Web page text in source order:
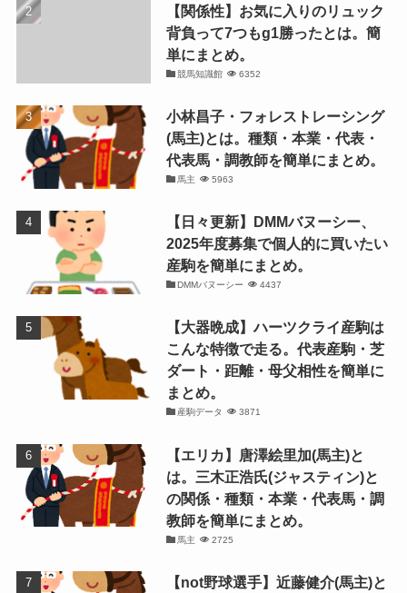
【関係性】お気に入りのリュック
背負って7つもg1勝ったとは。簡
単にまとめ。
競馬知識館 6352
小林昌子・フォレストレーシング
(馬主)とは。種類・本業・代表・
代表馬・調教師を簡単にまとめ。
馬主 5963
【日々更新】DMMバヌーシー、
2025年度募集で個人的に買いたい
産駒を簡単にまとめ。
DMMバヌーシー 4437
【大器晩成】ハーツクライ産駒は
こんな特徴で走る。代表産駒・芝
ダート・距離・母父相性を簡単に
まとめ。
産駒データ 3871
【エリカ】唐澤絵里加(馬主)と
は。三木正浩氏(ジャスティン)と
の関係・種類・本業・代表馬・調
教師を簡単にまとめ。
馬主 2725
【not野球選手】近藤健介(馬主)と